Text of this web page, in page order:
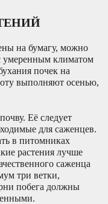
на бумагу, можно
умеренным климатом
почек на
выполняют осенью,
Её следует
для саженцев.
в питомниках
растения лучше
саженца
три ветки,
побега должны